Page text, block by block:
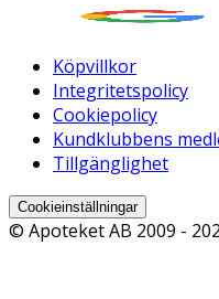
Köpvillkor
Integritetspolicy
Cookiepolicy
Kundklubbens
Tillgänglighet
Cookieinställningar
© Apoteket AB 2009 -